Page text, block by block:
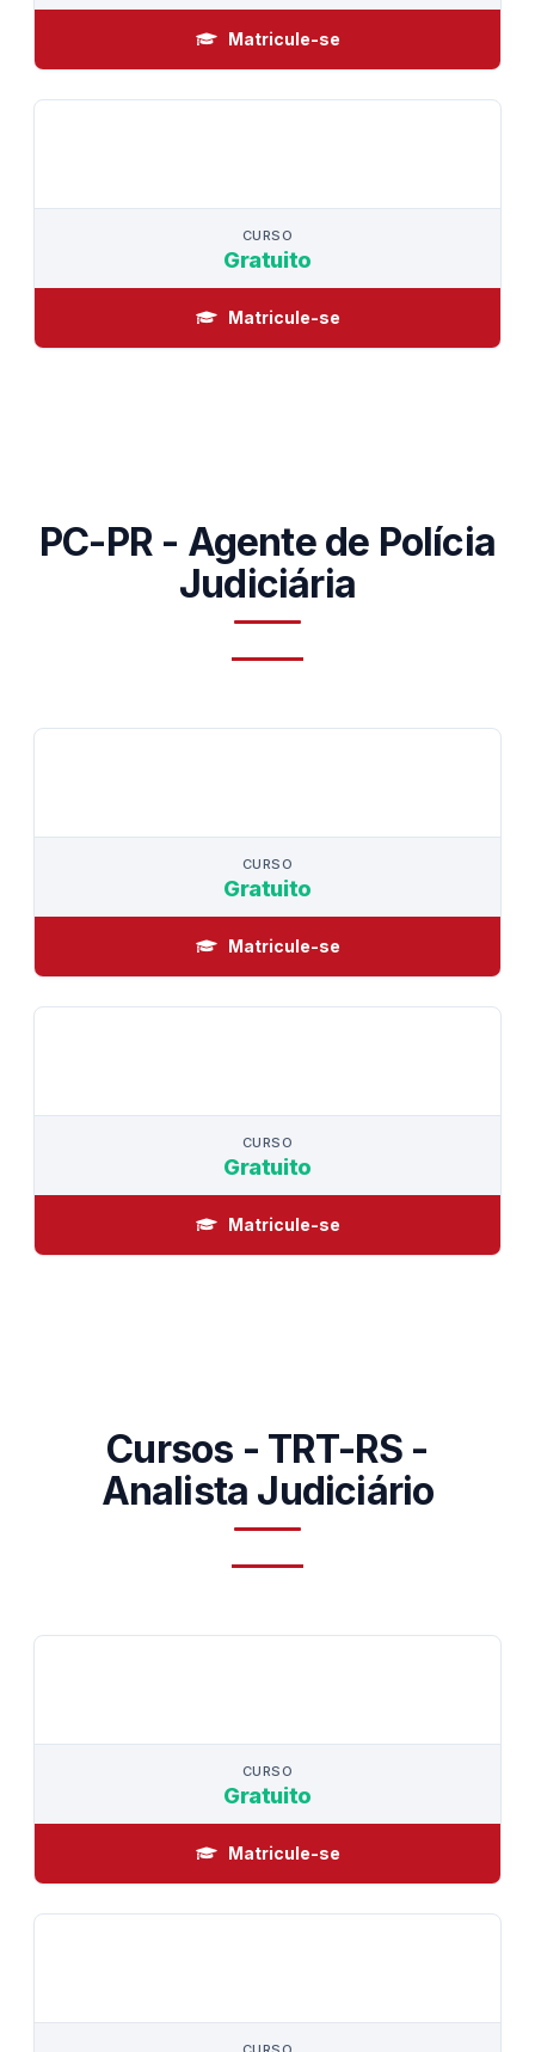
Matricule-se
CURSO
Gratuito
Matricule-se
PC-PR - Agente de Polícia
Judiciária
CURSO
Gratuito
Matricule-se
CURSO
Gratuito
Matricule-se
Cursos - TRT-RS -
Analista Judiciário
CURSO
Gratuito
Matricule-se